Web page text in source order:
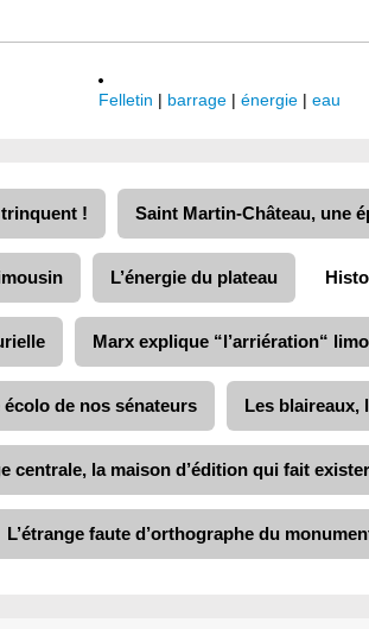
Felletin | barrage | énergie | eau
! Saint Martin-Château, une
L’énergie du plateau
Marx explique “l’arriération“
de nos sénateurs Les blaireaux,
centrale, la maison d’édition qui fait
L’étrange faute d’orthographe du